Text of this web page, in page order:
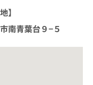
】
南青葉台９−５